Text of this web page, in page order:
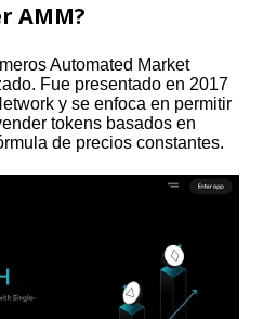
AMM?
Automated Market
Fue presentado en 2017
y se enfoca en permitir
tokens basados en
de precios constantes.